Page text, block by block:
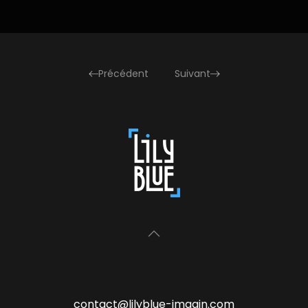
Précédent Suivant
contact@lilyblue-imagin.com